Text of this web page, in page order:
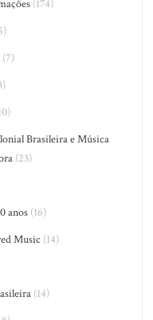
(174)
(7)
Brasileira e Música
(23)
anos(16)
Music (14)
(14)